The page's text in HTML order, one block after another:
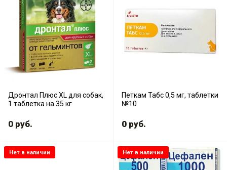
Дронтал Плюс XL для собак,
1 таблетка на 35 кг
0 руб.
Петкам Табс 0,5 мг, таблетки
№10
0 руб.
Нет в наличии Нет в наличии